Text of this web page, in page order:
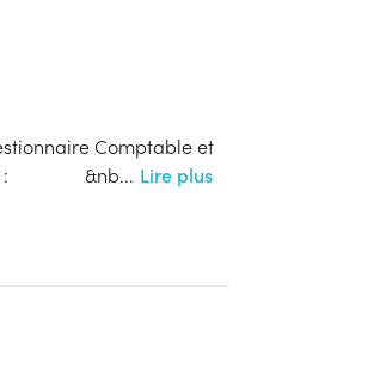
Brevet Technicien ou Brevet
Comptable et
: &nb... Lire plus